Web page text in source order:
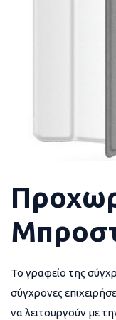
Το γραφείο της
σύγχρονες
να λειτουργούν με